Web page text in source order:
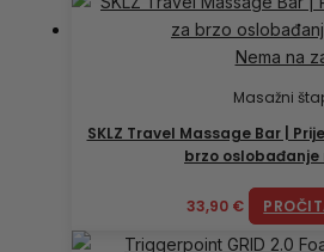
Nema na
Masažni
SKLZ Travel Massage Bar |
brzo
33,90 €